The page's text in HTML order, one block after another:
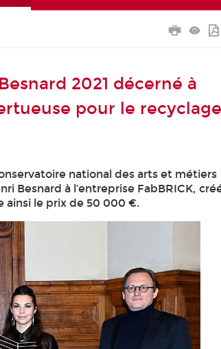
2021 décerné à
pour le recyclage
national des arts et métiers
Besnard à l’entreprise FabBRICK,
ainsi le prix de 50 000 €.